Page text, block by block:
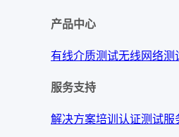
产品中心
有线介质测试无线网络测
服务支持
解决方案培训认证测试服